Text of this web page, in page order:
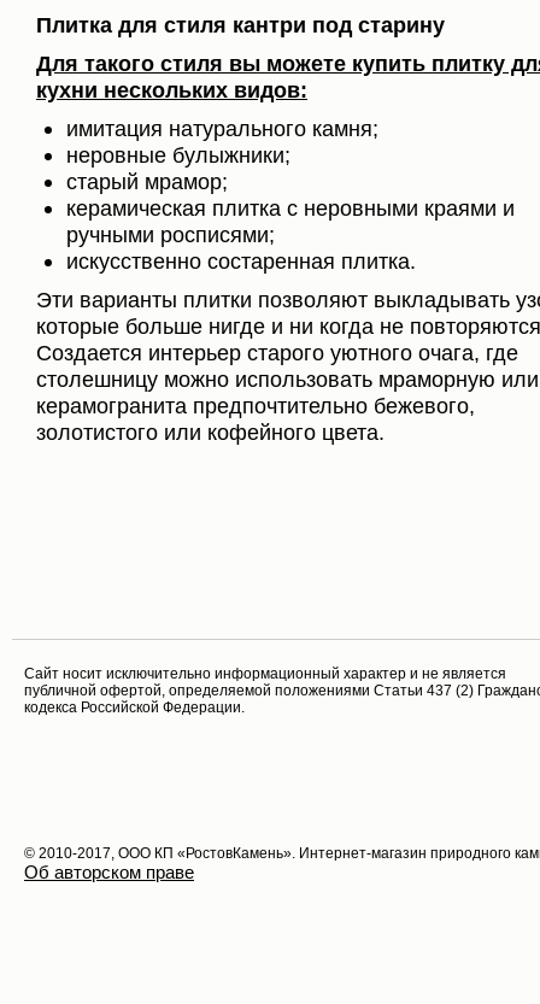
Плитка для стиля кантри под старину
Для такого стиля вы можете купить плитку
кухни нескольких видов:
имитация натурального камня;
неровные булыжники;
старый мрамор;
керамическая плитка с неровными краями и
ручными росписями;
искусственно состаренная плитка.
Эти варианты плитки позволяют выкладывать
которые больше нигде и ни когда не
Создается интерьер старого уютного очага, где
столешницу можно использовать мраморную
керамогранита предпочтительно бежевого,
золотистого или кофейного цвета.
Cайт носит исключительно информационный характер и не является
публичной офертой, определяемой положениями Статьи 437 (2)
кодекса Российской Федерации.
© 2010-2017, ООО КП «РостовКамень». Интернет-магазин природного
Об авторском праве